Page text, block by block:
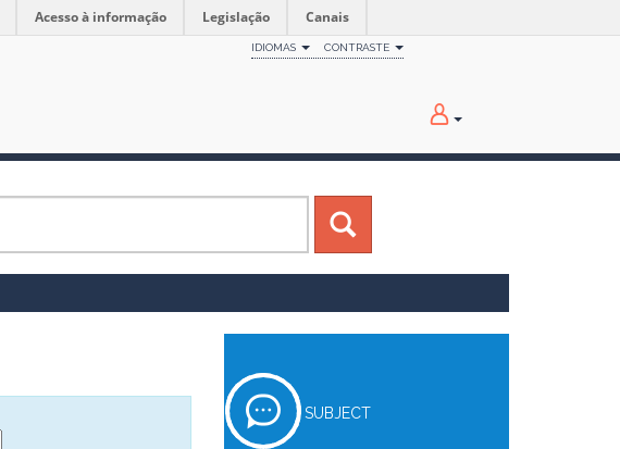
Acesso à informação Legislação Canais
IDIOMAS CONTRASTE
SUBJECT